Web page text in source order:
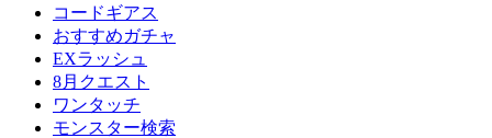
コードギアス
おすすめガチャ
EXラッシュ
8月クエスト
ワンタッチ
モンスター検索